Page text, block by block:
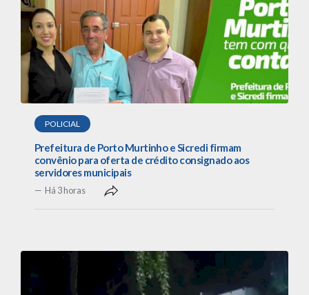
POLICIAL
Prefeitura de Porto Murtinho e Sicredi firmam
convênio para oferta de crédito consignado aos
servidores municipais
Há 3 horas